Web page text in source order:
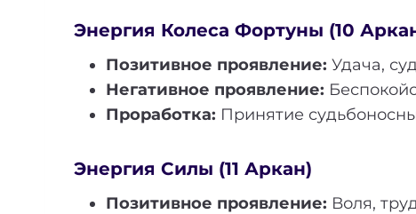
Энергия Колеса Фортуны (10
Позитивное проявление: Удача,
Негативное проявление:
Проработка: Принятие
Энергия Силы (11 Аркан)
Позитивное проявление: Воля,